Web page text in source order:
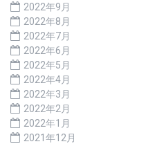
2022年9月
2022年8月
2022年7月
2022年6月
2022年5月
2022年4月
2022年3月
2022年2月
2022年1月
2021年12月